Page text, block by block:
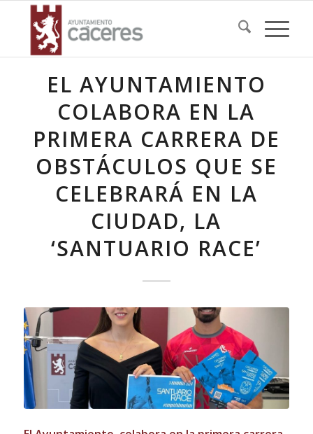
EL AYUNTAMIENTO
COLABORA EN LA
PRIMERA CARRERA DE
OBSTÁCULOS QUE SE
CELEBRARÁ EN LA
CIUDAD, LA
‘SANTUARIO RACE’